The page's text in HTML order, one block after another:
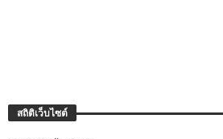
สถิติเว็บไซต์